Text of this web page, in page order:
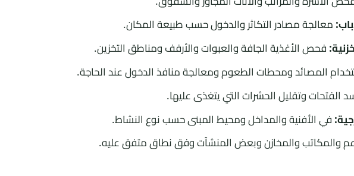
معالجة مصادر التكاثر والدخول حسب طبيعة المكان.
فحص الأغذية الجافة والعبوات والأرفف ومناطق التخزين.
المصائد ومحطات الطعوم ومعالجة منافذ الدخول عند الحاجة.
الفتحات وتقليل الحشرات التي يتغذى عليها.
في الأفنية والمداخل ومحيط المبنى حسب نوع النشاط.
والمكاتب والمخازن وبعض المنشآت وفق نطاق متفق عليه.